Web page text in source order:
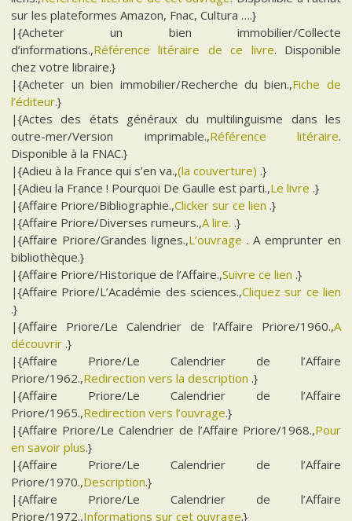
sur les plateformes Amazon, Fnac, Cultura ….}
|{Acheter un bien immobilier/Collecte
d’informations.,Référence litéraire de ce livre. Disponible
chez votre libraire.}
|{Acheter un bien immobilier/Recherche du bien.,Fiche de
l’éditeur.}
|{Actes des états généraux du multilinguisme dans les
outre-mer/Version imprimable.,Référence litéraire.
Disponible à la FNAC.}
|{Adieu à la France qui s’en va.,(la couverture) .}
|{Adieu la France ! Pourquoi De Gaulle est parti.,Le livre .}
|{Affaire Priore/Bibliographie.,Clicker sur ce lien .}
|{Affaire Priore/Diverses rumeurs.,A lire. .}
|{Affaire Priore/Grandes lignes.,L’ouvrage . A emprunter en
bibliothèque.}
|{Affaire Priore/Historique de l’Affaire.,Suivre ce lien .}
|{Affaire Priore/L’Académie des sciences.,Cliquez sur ce lien
.}
|{Affaire Priore/Le Calendrier de l’Affaire Priore/1960.,A
découvrir .}
|{Affaire Priore/Le Calendrier de l’Affaire
Priore/1962.,Redirection vers la description .}
|{Affaire Priore/Le Calendrier de l’Affaire
Priore/1965.,Redirection vers l’ouvrage.}
|{Affaire Priore/Le Calendrier de l’Affaire Priore/1968.,Pour
en savoir plus.}
|{Affaire Priore/Le Calendrier de l’Affaire
Priore/1970.,Description.}
|{Affaire Priore/Le Calendrier de l’Affaire
Priore/1972.,Informations sur cet ouvrage.}